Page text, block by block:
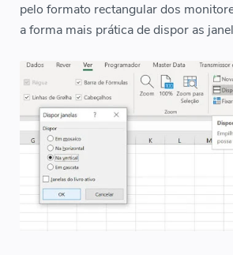
pelo formato rectangular dos
a forma mais prática de dispor as